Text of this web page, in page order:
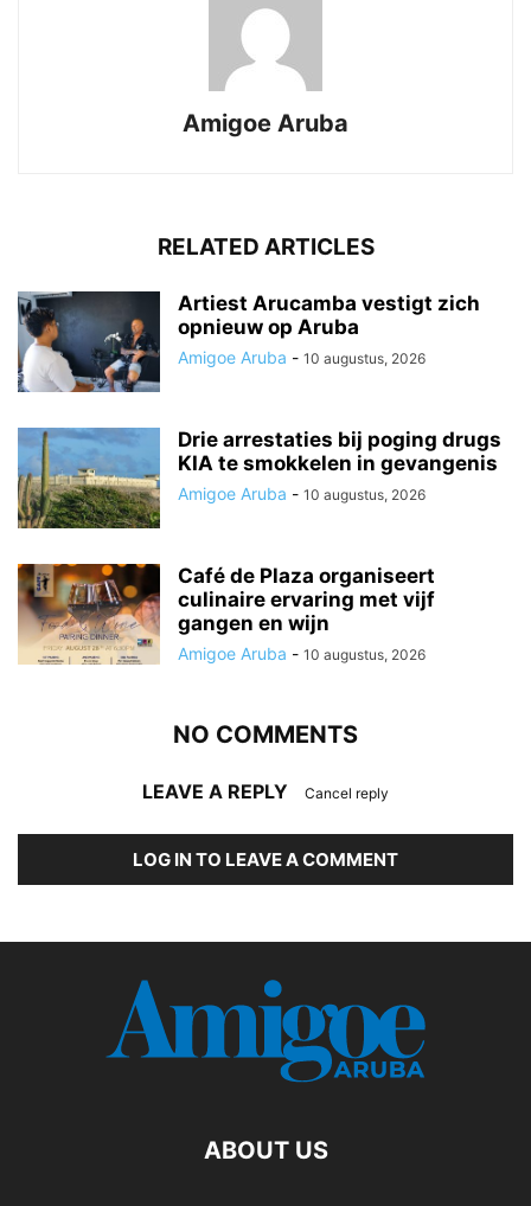
Amigoe Aruba
RELATED ARTICLES
Artiest Arucamba vestigt zich
opnieuw op Aruba
Amigoe Aruba - 10 augustus, 2026
Drie arrestaties bij poging drugs
KIA te smokkelen in gevangenis
Amigoe Aruba - 10 augustus, 2026
Café de Plaza organiseert
culinaire ervaring met vijf
gangen en wijn
Amigoe Aruba - 10 augustus, 2026
NO COMMENTS
LEAVE A REPLY Cancel reply
LOG IN TO LEAVE A COMMENT
ABOUT US